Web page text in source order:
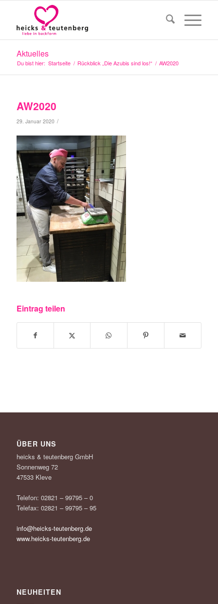
Aktuelles
Du bist hier: Startseite / Rückblick „Die Azubis sind los!“ / AW2020
AW2020
29. Januar 2020 /
Eintrag teilen
ÜBER UNS
heicks & teutenberg GmbH
Sonnenweg 72
47533 Kleve
Telefon: 02821 – 99795 – 0
Telefax: 02821 – 99795 – 95
info@heicks-teutenberg.de
www.heicks-teutenberg.de
NEUHEITEN